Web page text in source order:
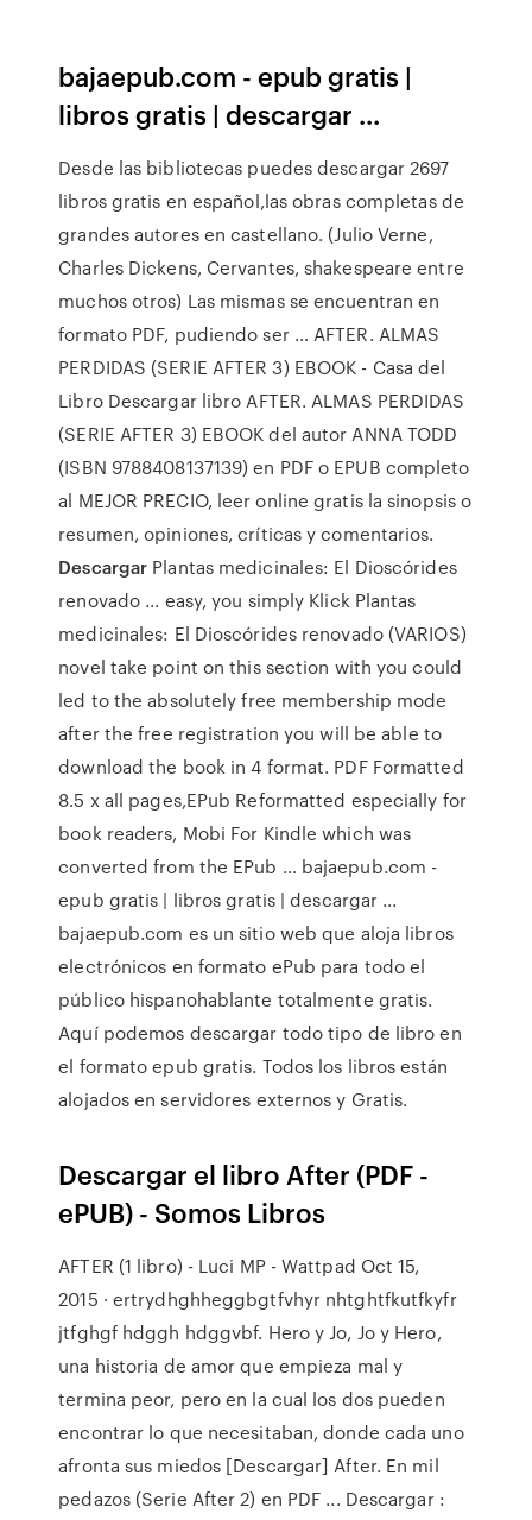
bajaepub.com - epub gratis |
libros gratis | descargar ...
Desde las bibliotecas puedes descargar 2697
libros gratis en español,las obras completas de
grandes autores en castellano. (Julio Verne,
Charles Dickens, Cervantes, shakespeare entre
muchos otros) Las mismas se encuentran en
formato PDF, pudiendo ser … AFTER. ALMAS
PERDIDAS (SERIE AFTER 3) EBOOK - Casa del
Libro Descargar libro AFTER. ALMAS PERDIDAS
(SERIE AFTER 3) EBOOK del autor ANNA TODD
(ISBN 9788408137139) en PDF o EPUB completo
al MEJOR PRECIO, leer online gratis la sinopsis o
resumen, opiniones, críticas y comentarios.
Descargar Plantas medicinales: El Dioscórides
renovado ... easy, you simply Klick Plantas
medicinales: El Dioscórides renovado (VARIOS)
novel take point on this section with you could
led to the absolutely free membership mode
after the free registration you will be able to
download the book in 4 format. PDF Formatted
8.5 x all pages,EPub Reformatted especially for
book readers, Mobi For Kindle which was
converted from the EPub … bajaepub.com -
epub gratis | libros gratis | descargar ...
bajaepub.com es un sitio web que aloja libros
electrónicos en formato ePub para todo el
público hispanohablante totalmente gratis.
Aquí podemos descargar todo tipo de libro en
el formato epub gratis. Todos los libros están
alojados en servidores externos y Gratis.
Descargar el libro After (PDF -
ePUB) - Somos Libros
AFTER (1 libro) - Luci MP - Wattpad Oct 15,
2015 · ertrydhghheggbgtfvhyr nhtghtfkutfkyfr
jtfghgf hdggh hdggvbf. Hero y Jo, Jo y Hero,
una historia de amor que empieza mal y
termina peor, pero en la cual los dos pueden
encontrar lo que necesitaban, donde cada uno
afronta sus miedos [Descargar] After. En mil
pedazos (Serie After 2) en PDF ... Descargar :